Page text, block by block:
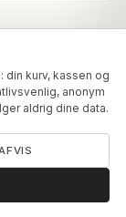
Bala og
kurv, kassen og
anonym
aldrig dine data.